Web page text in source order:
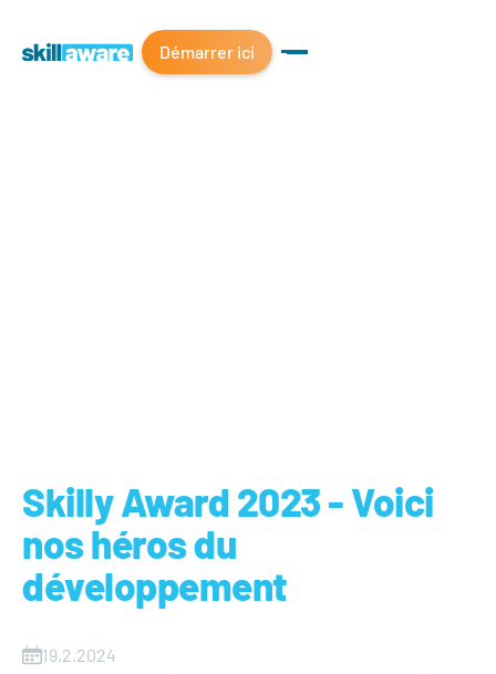
Démarrer ici
Skilly Award 2023 - Voici
nos héros du
développement
19.2.2024